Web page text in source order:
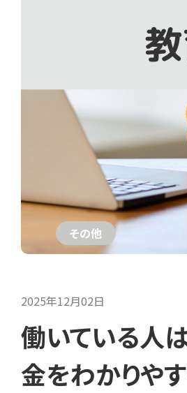
その他
2025年12月02日
働いている人
金をわかりや